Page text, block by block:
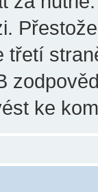
třetí
ke